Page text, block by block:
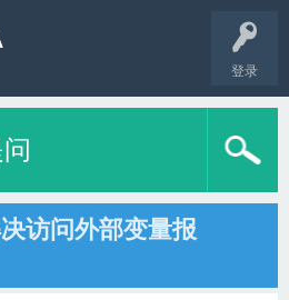
登录
访问外部变量报